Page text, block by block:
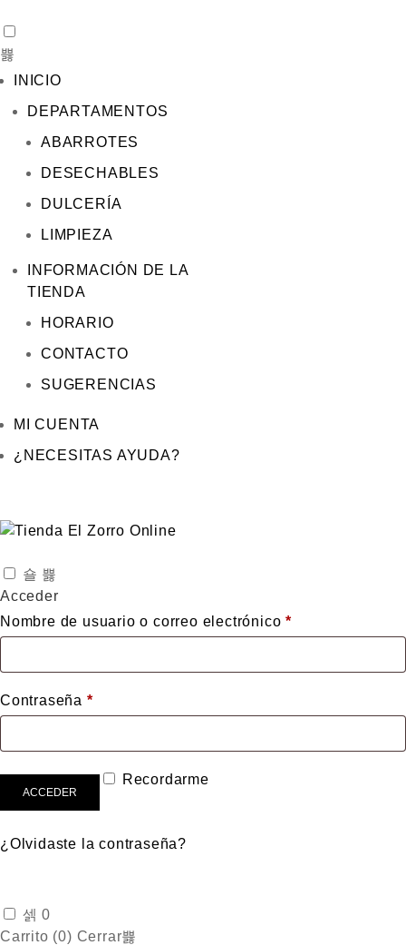
INICIO
DEPARTAMENTOS
ABARROTES
DESECHABLES
DULCERÍA
LIMPIEZA
INFORMACIÓN DE LA
TIENDA
HORARIO
CONTACTO
SUGERENCIAS
MI CUENTA
¿NECESITAS AYUDA?
Acceder
Nombre de usuario o correo electrónico*
Contraseña *
Recordarme
ACCEDER
¿Olvidaste la contraseña?
0
Carrito (0) Cerrar